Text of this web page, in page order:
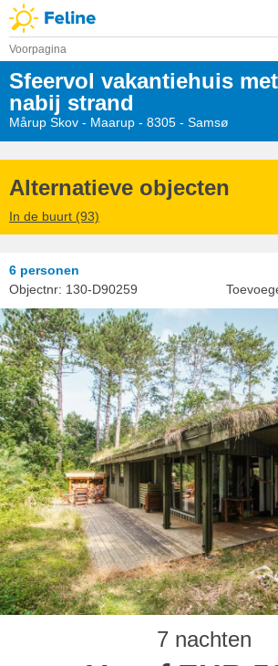
Voorpagina
Sfeervol vakantiehuis
nabij strand
Mårup Skov - Maarup - 8305 - Samsø
Alternatieve objecten
In de buurt (93)
6 personen
Objectnr: 130-D90259
7 nachten